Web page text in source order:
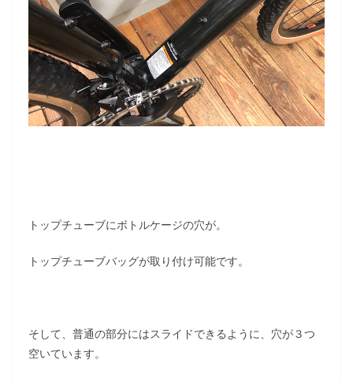
トップチューブにボトルケージの穴が。
トップチューブバッグが取り付け可能です。
そして、普通の部分にはスライドできるように、穴が３つ
空いています。